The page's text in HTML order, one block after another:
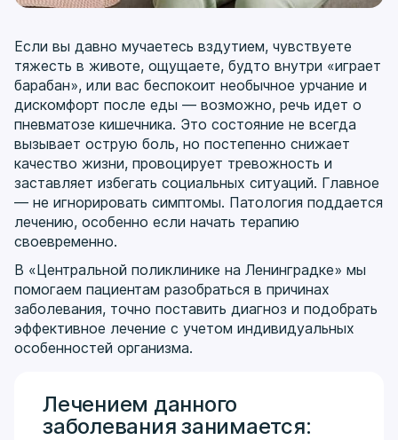
Если вы давно мучаетесь вздутием, чувствуете
тяжесть в животе, ощущаете, будто внутри «играет
барабан», или вас беспокоит необычное урчание и
дискомфорт после еды — возможно, речь идет о
пневматозе кишечника. Это состояние не всегда
вызывает острую боль, но постепенно снижает
качество жизни, провоцирует тревожность и
заставляет избегать социальных ситуаций. Главное
— не игнорировать симптомы. Патология поддается
лечению, особенно если начать терапию
своевременно.
В «Центральной поликлинике на Ленинградке» мы
помогаем пациентам разобраться в причинах
заболевания, точно поставить диагноз и подобрать
эффективное лечение с учетом индивидуальных
особенностей организма.
Лечением данного
заболевания занимается: